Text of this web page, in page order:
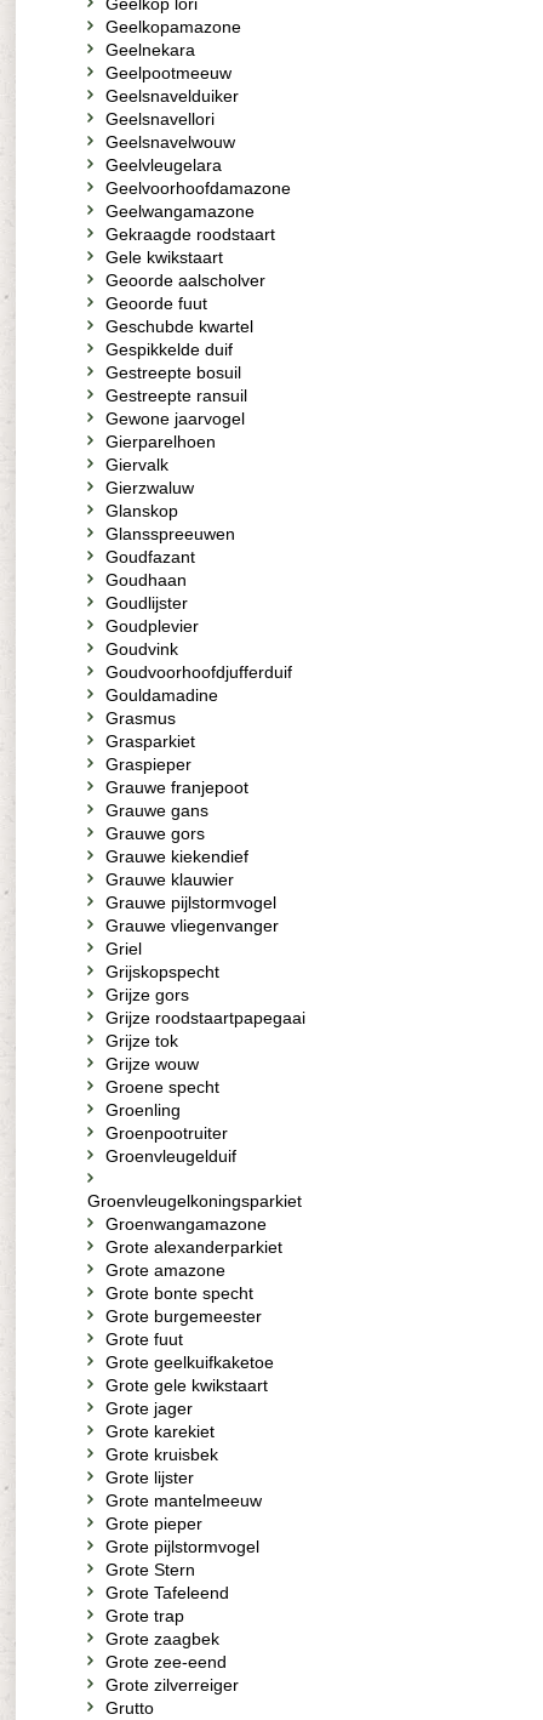
Geelkopamazone
Geelnekara
Geelpootmeeuw
Geelsnavelduiker
Geelsnavellori
Geelsnavelwouw
Geelvleugelara
Geelvoorhoofdamazone
Geelwangamazone
Gekraagde roodstaart
Gele kwikstaart
Geoorde aalscholver
Geoorde fuut
Geschubde kwartel
Gespikkelde duif
Gestreepte bosuil
Gestreepte ransuil
Gewone jaarvogel
Gierparelhoen
Giervalk
Gierzwaluw
Glanskop
Glansspreeuwen
Goudfazant
Goudhaan
Goudlijster
Goudplevier
Goudvink
Goudvoorhoofdjufferduif
Gouldamadine
Grasmus
Grasparkiet
Graspieper
Grauwe franjepoot
Grauwe gans
Grauwe gors
Grauwe kiekendief
Grauwe klauwier
Grauwe pijlstormvogel
Grauwe vliegenvanger
Griel
Grijskopspecht
Grijze gors
Grijze roodstaartpapegaai
Grijze tok
Grijze wouw
Groene specht
Groenling
Groenpootruiter
Groenvleugelduif
Groenvleugelkoningsparkiet
Groenwangamazone
Grote alexanderparkiet
Grote amazone
Grote bonte specht
Grote burgemeester
Grote fuut
Grote geelkuifkaketoe
Grote gele kwikstaart
Grote jager
Grote karekiet
Grote kruisbek
Grote lijster
Grote mantelmeeuw
Grote pieper
Grote pijlstormvogel
Grote Stern
Grote Tafeleend
Grote trap
Grote zaagbek
Grote zee-eend
Grote zilverreiger
Grutto